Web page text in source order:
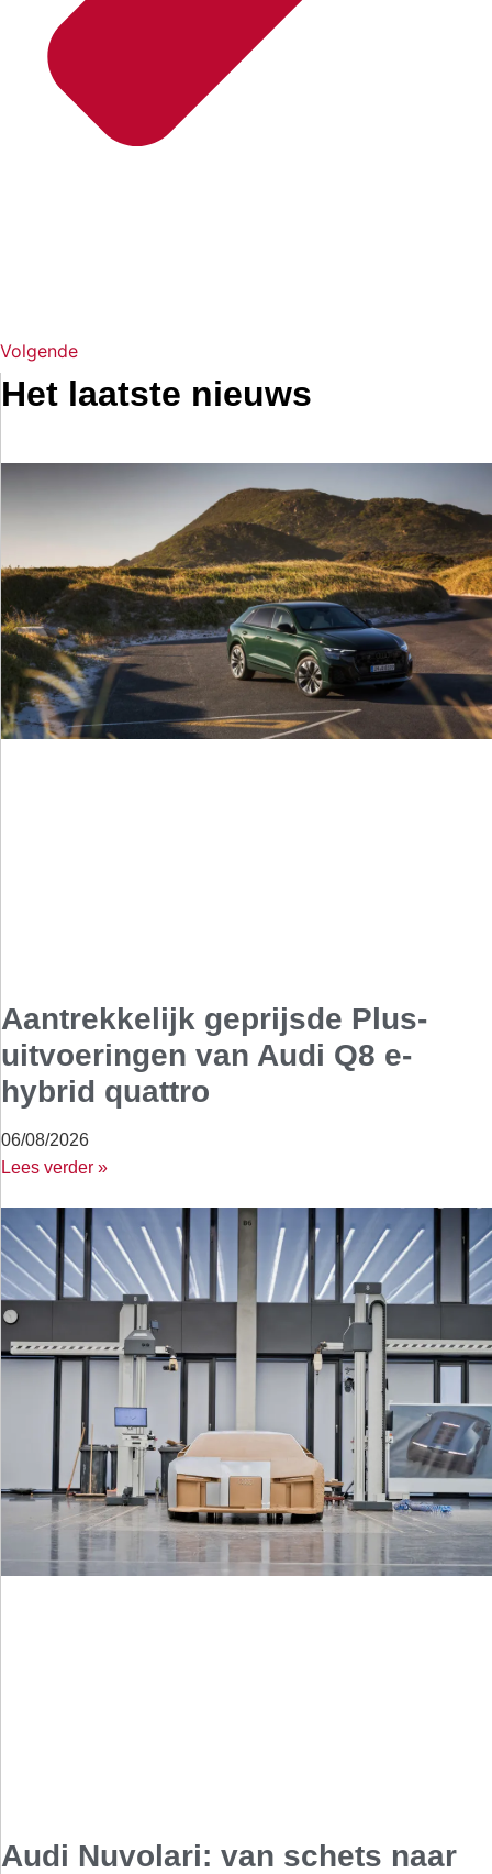
Volgende
Het laatste nieuws
Aantrekkelijk geprijsde Plus-
uitvoeringen van Audi Q8 e-
hybrid quattro
06/08/2026
Lees verder »
Audi Nuvolari: van schets naar